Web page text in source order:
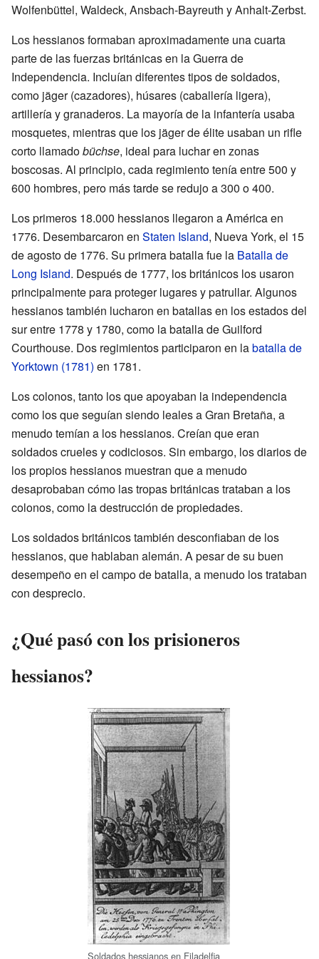
Wolfenbüttel, Waldeck, Ansbach-Bayreuth y Anhalt-Zerbst.
Los hessianos formaban aproximadamente una cuarta
parte de las fuerzas británicas en la Guerra de
Independencia. Incluían diferentes tipos de soldados,
como jäger (cazadores), húsares (caballería ligera),
artillería y granaderos. La mayoría de la infantería usaba
mosquetes, mientras que los jäger de élite usaban un rifle
corto llamadobüchse, ideal para luchar en zonas
boscosas. Al principio, cada regimiento tenía entre 500 y
600 hombres, pero más tarde se redujo a 300 o 400.
Los primeros 18.000 hessianos llegaron a América en
1776. Desembarcaron en Staten Island, Nueva York, el 15
de agosto de 1776. Su primera batalla fue la Batalla de
Long Island. Después de 1777, los británicos los usaron
principalmente para proteger lugares y patrullar. Algunos
hessianos también lucharon en batallas en los estados del
sur entre 1778 y 1780, como la batalla de Guilford
Courthouse. Dos regimientos participaron en labatalla de
Yorktown (1781) en 1781.
Los colonos, tanto los que apoyaban la independencia
como los que seguían siendo leales a Gran Bretaña, a
menudo temían a los hessianos. Creían que eran
soldados crueles y codiciosos. Sin embargo, los diarios de
los propios hessianos muestran que a menudo
desaprobaban cómo las tropas británicas trataban a los
colonos, como la destrucción de propiedades.
Los soldados británicos también desconfiaban de los
hessianos, que hablaban alemán. A pesar de su buen
desempeño en el campo de batalla, a menudo los trataban
con desprecio.
¿Qué pasó con los prisioneros
hessianos?
Soldados hessianos en Filadelfia